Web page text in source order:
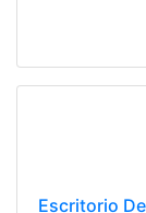
Escritorio